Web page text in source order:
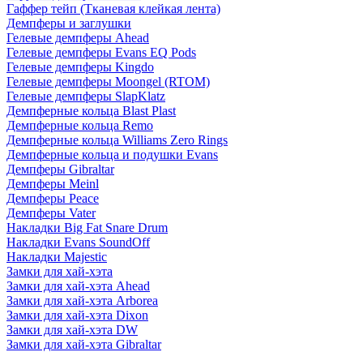
Гаффер тейп (Тканевая клейкая лента)
Демпферы и заглушки
Гелевые демпферы Ahead
Гелевые демпферы Evans EQ Pods
Гелевые демпферы Kingdo
Гелевые демпферы Moongel (RTOM)
Гелевые демпферы SlapKlatz
Демпферные кольца Blast Plast
Демпферные кольца Remo
Демпферные кольца Williams Zero Rings
Демпферные кольца и подушки Evans
Демпферы Gibraltar
Демпферы Meinl
Демпферы Peace
Демпферы Vater
Накладки Big Fat Snare Drum
Накладки Evans SoundOff
Накладки Majestic
Замки для хай-хэта
Замки для хай-хэта Ahead
Замки для хай-хэта Arborea
Замки для хай-хэта Dixon
Замки для хай-хэта DW
Замки для хай-хэта Gibraltar